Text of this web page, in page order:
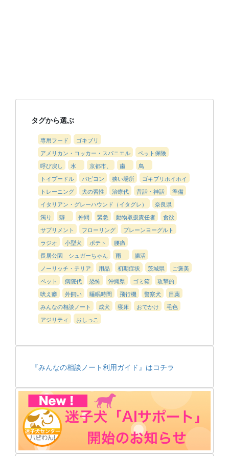
タグから選ぶ
専用フード
ゴキブリ
アメリカン・コッカー・スパニエル
ペット保険
呼び戻し
水 京都市、 歯
鳥
トイプードル
パピヨン 狭い場所
ゴキブリホイホイ
トレーニング
犬の習性 治療代 昔話・神話
準備
イタリアン・グレーハウンド（イタグレ）
奈良県
濁り
癖 仲間 緊急 動物取扱責任者
食欲
サプリメント
フローリング
プレーンヨーグルト
ラジオ
小型犬 ポテト
腰痛
長居公園 シュガーちゃん
雨
腸活
ノーリッチ・テリア
用品 初期症状 茨城県
ご褒美
ペット
病院代 恐怖 沖縄県 ゴミ箱
攻撃的
吠え癖
外飼い 睡眠時間 飛行機 警察犬
目薬
みんなの相談ノート
成犬 寝床 おでかけ
毛色
アジリティ
おしっこ
『みんなの相談ノート利用ガイド』はコチラ